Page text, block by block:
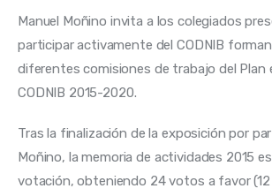
Manuel Moñino invita a los colegiados
participar activamente del CODNIB
diferentes comisiones de trabajo del Plan
CODNIB 2015-2020.
Tras la finalización de la exposición por
Moñino, la memoria de actividades 2015
votación, obteniendo 24 votos a favor